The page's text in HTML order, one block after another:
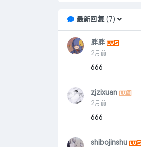
最新回复( 7)
胖胖
2月前
666
zjzixuan
2月前
666
shibojinshu